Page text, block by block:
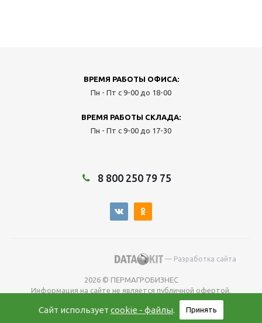
ВРЕМЯ РАБОТЫ ОФИСА:
Пн - Пт с 9-00 до 18-00
ВРЕМЯ РАБОТЫ СКЛАДА:
Пн - Пт с 9-00 до 17-30
8 800 250 79 75
— Разработка сайта
2026 © ПЕРМАГРОБИЗНЕС
Информация на сайте не является публичной офертой.
цену уточняйте у менеджера во время оформления заказа
Сайт использует cookie - файлы. Принять